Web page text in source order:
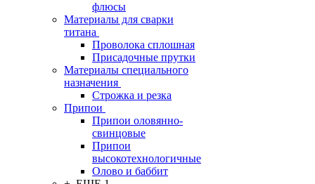
флюсы
Материалы для сварки
титана
Проволока сплошная
Присадочные прутки
Материалы специального
назначения
Строжка и резка
Припои
Припои оловянно-
свинцовые
Припои
высокотехнологичные
Олово и баббит